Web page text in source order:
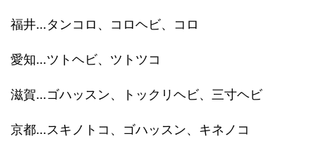
福井…タンコロ、コロヘビ、コロ
愛知…ツトヘビ、ツトツコ
滋賀…ゴハッスン、トックリヘビ、三寸ヘビ
京都…スキノトコ、ゴハッスン、キネノコ